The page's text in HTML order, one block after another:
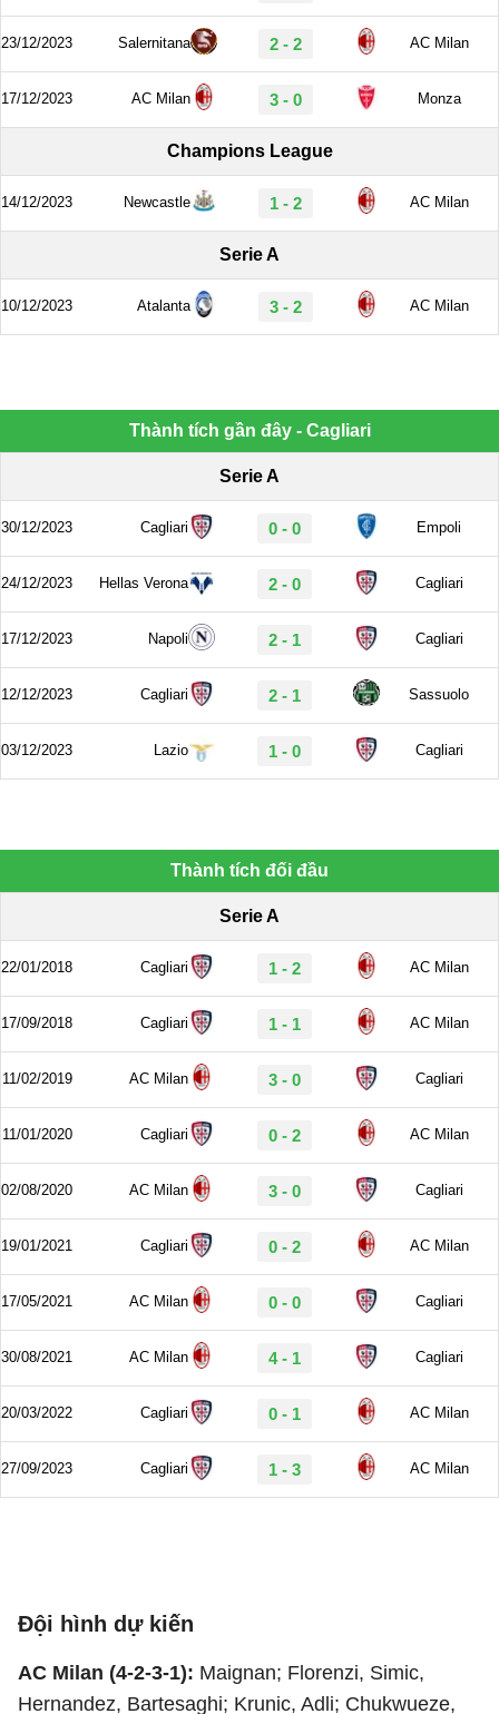
Đội hình dự kiến
AC Milan (4-2-3-1): Maignan; Florenzi, Simic,
Hernandez, Bartesaghi; Krunic, Adli; Chukwueze,